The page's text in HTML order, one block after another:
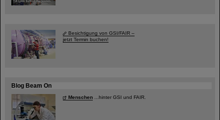
Besichtigung von GSI/FAIR –
jetzt Termin buchen!
Blog Beam On
Menschen ...hinter GSI und FAIR.